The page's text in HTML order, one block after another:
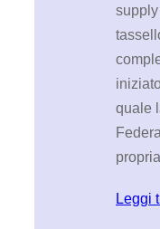
supply
quale
Leggi